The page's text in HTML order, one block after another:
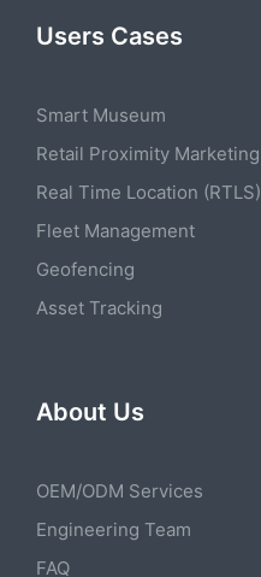
Users Cases
Smart Museum
Retail Proximity Marketing
Real Time Location (RTLS)
Fleet Management
Geofencing
Asset Tracking
About Us
OEM/ODM Services
Engineering Team
FAQ